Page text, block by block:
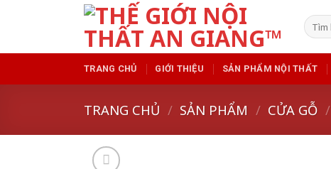
Tìm
kiếm:
TRANG CHỦ GIỚI THIỆU SẢN PHẨM NỘI THẤT
TRANG CHỦ / SẢN PHẨM / CỬA GỖ /